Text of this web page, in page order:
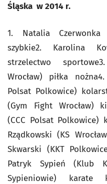
Śląska w 2014 r.
1. Natalia Czerwonka
szybkie2. Karolina
strzelectwo
Wrocław) piłka
Polsat Polkowice)
(Gym Fight Wrocław)
(CCC Polsat Polkowice)
Rządkowski (KS
Skwarski (KKT
Patryk Sypień (Klub
Sypieniowie) karate